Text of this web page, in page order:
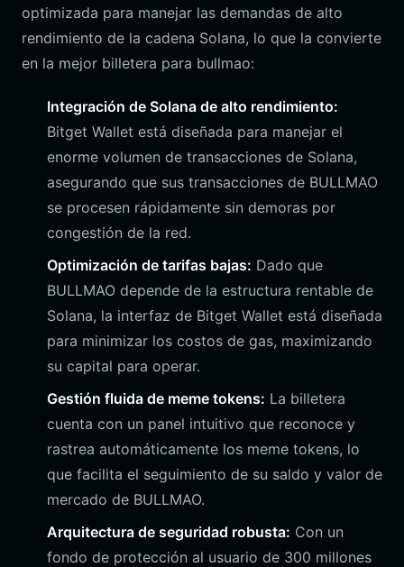
optimizada para manejar las demandas de alto
rendimiento de la cadena Solana, lo que la convierte
en la mejor billetera para bullmao:
Integración de Solana de alto rendimiento:
Bitget Wallet está diseñada para manejar el
enorme volumen de transacciones de Solana,
asegurando que sus transacciones de BULLMAO
se procesen rápidamente sin demoras por
congestión de la red.
Optimización de tarifas bajas: Dado que
BULLMAO depende de la estructura rentable de
Solana, la interfaz de Bitget Wallet está diseñada
para minimizar los costos de gas, maximizando
su capital para operar.
Gestión fluida de meme tokens: La billetera
cuenta con un panel intuitivo que reconoce y
rastrea automáticamente los meme tokens, lo
que facilita el seguimiento de su saldo y valor de
mercado de BULLMAO.
Arquitectura de seguridad robusta: Con un
fondo de protección al usuario de 300 millones